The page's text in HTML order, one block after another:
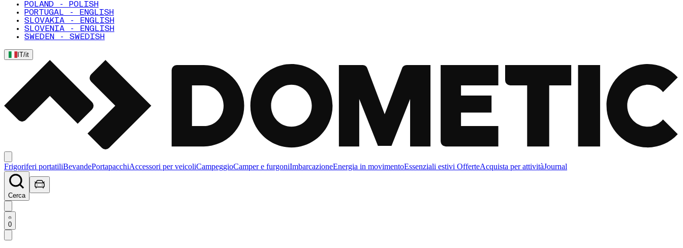
POLAND - POLISH
PORTUGAL - ENGLISH
SLOVAKIA - ENGLISH
SLOVENIA - ENGLISH
SWEDEN - SWEDISH
IT/it
Frigoriferi portatiliBevandePortapacchiAccessori per veicoliCampeggioCamper e furgoniImbarcazioneEnergia in movimentoEssenziali estivi OfferteAcquista per attivitàJournal
Cerca
0